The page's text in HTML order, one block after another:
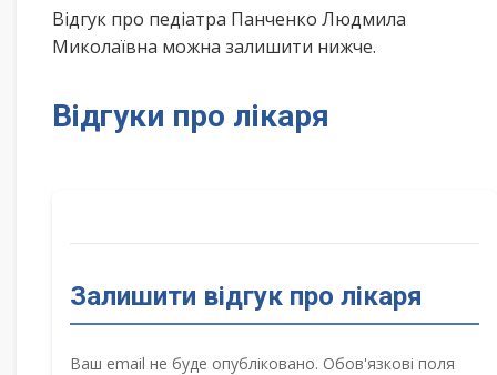
Відгук про педіатра Панченко Людмила
Миколаївна можна залишити нижче.
Відгуки про лікаря
Залишити відгук про лікаря
Ваш email не буде опубліковано. Обов'язкові поля